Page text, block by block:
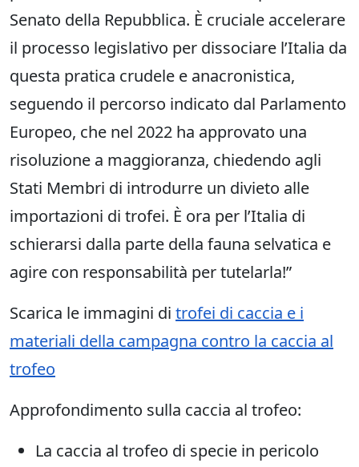
Senato della Repubblica. È cruciale accelerare
il processo legislativo per dissociare l’Italia da
questa pratica crudele e anacronistica,
seguendo il percorso indicato dal Parlamento
Europeo, che nel 2022 ha approvato una
risoluzione a maggioranza, chiedendo agli
Stati Membri di introdurre un divieto alle
importazioni di trofei. È ora per l’Italia di
schierarsi dalla parte della fauna selvatica e
agire con responsabilità per tutelarla!”
Scarica le immagini di trofei di caccia e i
materiali della campagna contro la caccia al
trofeo
Approfondimento sulla caccia al trofeo:
La caccia al trofeo di specie in pericolo